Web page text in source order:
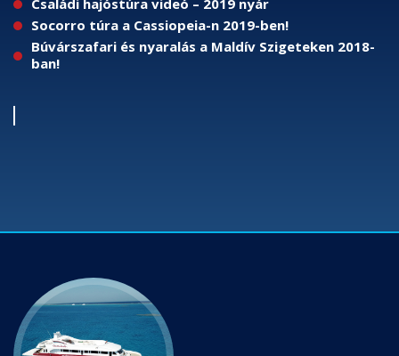
Családi hajóstúra videó – 2019 nyár
Socorro túra a Cassiopeia-n 2019-ben!
Búvárszafari és nyaralás a Maldív Szigeteken 2018-
ban!